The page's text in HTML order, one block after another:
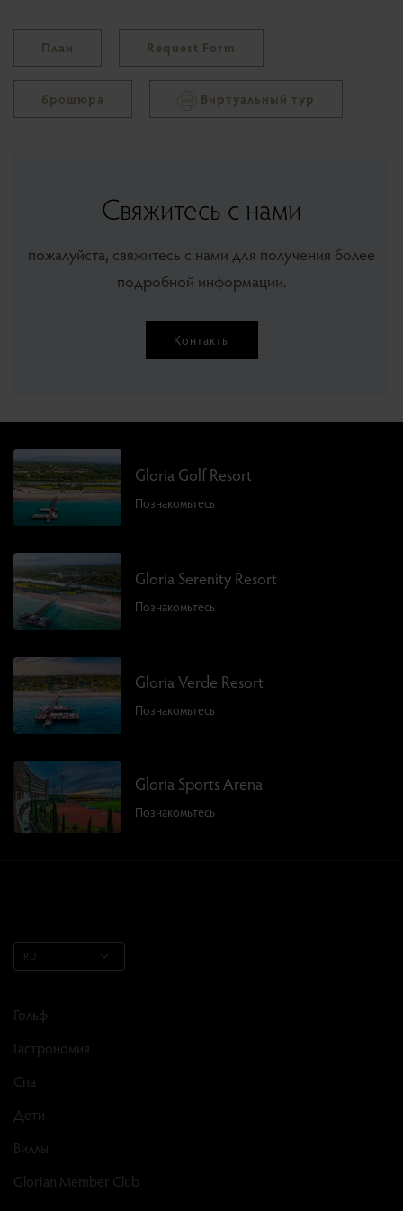
План Request Form
брошюра Виртуальный тур
Свяжитесь с нами
пожалуйста, свяжитесь с нами для получения более
подробной информации.
Контакты
Gloria Golf Resort
Познакомьтесь
Gloria Serenity Resort
Познакомьтесь
Gloria Verde Resort
Познакомьтесь
Gloria Sports Arena
Познакомьтесь
RU
Гольф
Гастрономия
Спа
Дети
Виллы
Glorian Member Club